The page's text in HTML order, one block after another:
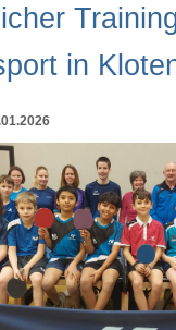
in